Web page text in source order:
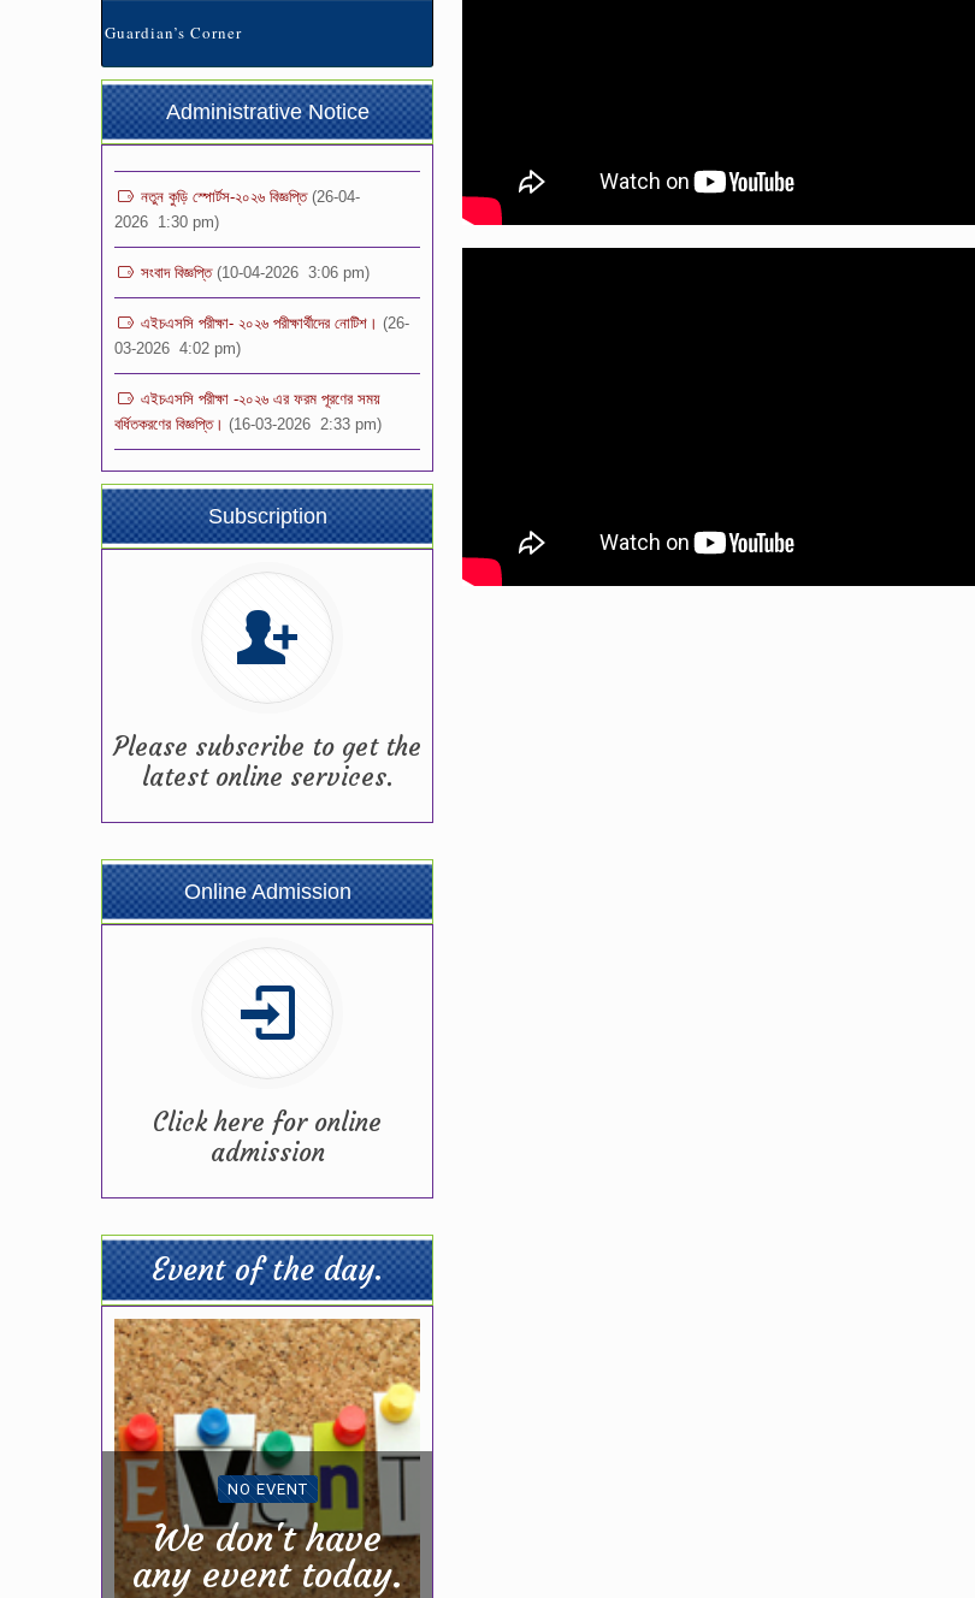
Guardian’s Corner
Administrative Notice
প্রতিষ্ঠান বন্ধের বিজ্ঞপ্তি
১০ম শ্রেণির অভিভাবক সমাবেশ এর বিজ্ঞপ্তি (04-05-
2026 8:37 am)
2026 1:30 pm)
03-2026 4:02 pm)
বর্ধিতকরণের বিজ্ঞপ্তি।
(16-03-2026 2:33 pm)
2026 11:04 pm)
ভর্তি পরীক্ষার ফলাফল -২০২৬ স্কুল শাখা (১ম-৯ম)
শ্রেণি (08-03-2026 2:32 pm)
শিক্ষক নিয়োগ বিজ্ঞপ্তি -২০২৬
(08-03-
Subscription
Please subscribe to get the
latest online services.
Online Admission
Click here for online
admission
Event of the day.
NO EVENT
We don't have
any event today.